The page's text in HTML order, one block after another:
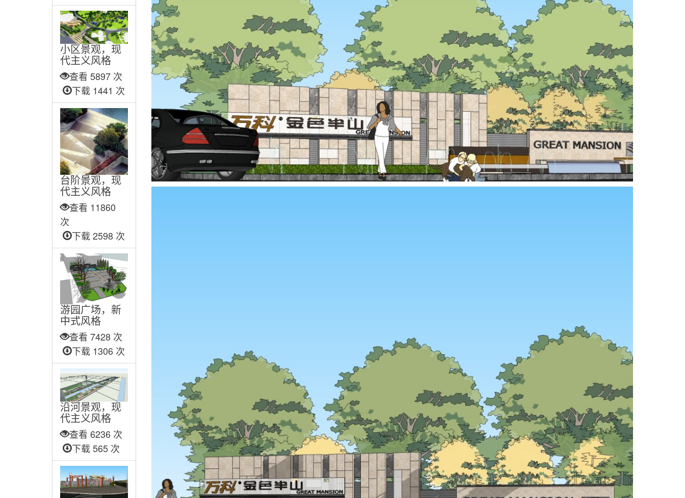
小区景观，现
代主义风格
查看 5897 次
下载 1441 次
台阶景观，现
代主义风格
查看 11860
次
下载 2598 次
游园广场，新
中式风格
查看 7428 次
下载 1306 次
沿河景观，现
代主义风格
查看 6236 次
下载 565 次